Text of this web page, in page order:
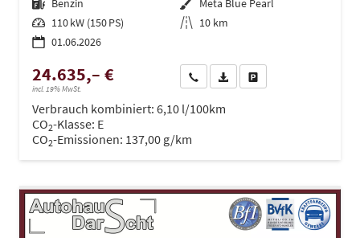
Kraftstoff Benzin Außenfarbe
Meta Blue Pearl
Leistung 110 kW (150 PS) Kilometerstand 10 km
01.06.2026
24.635,– €
incl. 19% MwSt.
Wir rufen Sie anPDF-Datei, Fahrzeugexposé
Verbrauch kombiniert: 6,10 l/100km
CO2-Klasse: E
CO2-Emissionen: 137,00 g/km